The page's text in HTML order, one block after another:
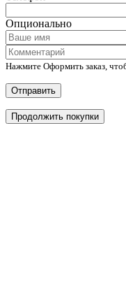
Опционально
Нажмите Оформить заказ,
Отправить
Продолжить покупки